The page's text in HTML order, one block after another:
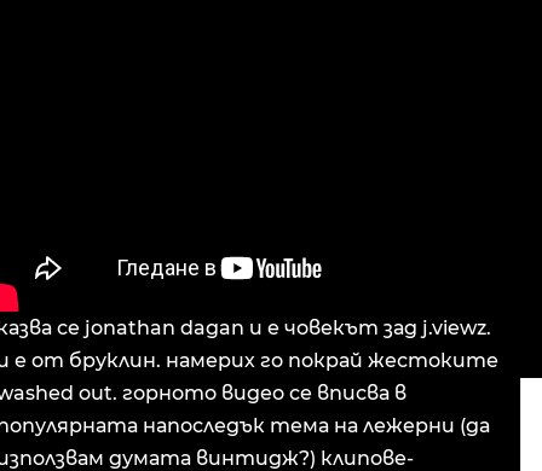
се jonathan dagan и е човекът зад j.viewz.
е от бруклин. намерих го покрай жестоките
out. горното видео се вписва в
напоследък тема на лежерни (да
думата винтидж?) клипове-